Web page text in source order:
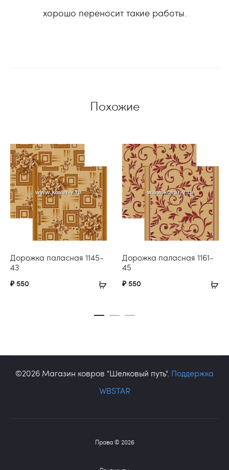
хорошо переносит такие работы.
Похожие
Дорожка паласная 1145-
43
₽550
Дорожка паласная 1161-
45
₽550
©2026 Магазин ковров "Шелковый путь". Поддержка
WBSTAR
Права © 2026